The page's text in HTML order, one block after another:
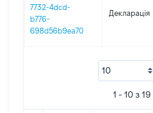
7732-4dcd-
b776-
698d56b9ea70
Декларація
1 - 10 з 19